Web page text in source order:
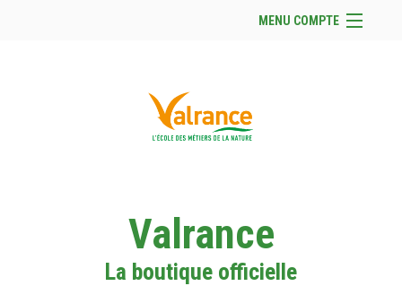
MENU COMPTE
Facebook
Se connecter
Valrance
La boutique officielle